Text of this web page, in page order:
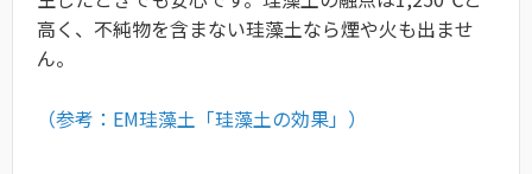
高く、不純物を含まない珪藻土なら煙や火も出ませ
ん。
（参考：EM珪藻土「珪藻土の効果」）